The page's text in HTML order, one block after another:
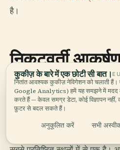
है।
निकटवर्ती
विन्सर कैसल
स्मारक से थोड़ी दूरी पर स्थित
कुकीज़ के बारे में एक छोटी सी बात।
नितांत आवश्यक कुकीज़ नेविगेशन को चलाती
Google Analytics) हमें यह समझने में मदद
करते हैं — केवल समग्र डेटा, कोई विज्ञापन
फ़ुटर से बदल सकते हैं।
अनुकूलित करें सभी